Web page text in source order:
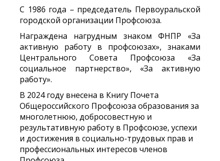
С 1986 года – председатель Первоуральской
городской организации Профсоюза.
Награждена нагрудным знаком ФНПР «За
активную работу в профсоюзах», знаками
Центрального Совета Профсоюза «За
социальное партнерство», «За активную
работу».
В 2024 году внесена в Книгу Почета
Общероссийского Профсоюза образования за
многолетнюю, добросовестную и
результативную работу в Профсоюзе, успехи
и достижения в социально-трудовых прав и
профессиональных интересов членов